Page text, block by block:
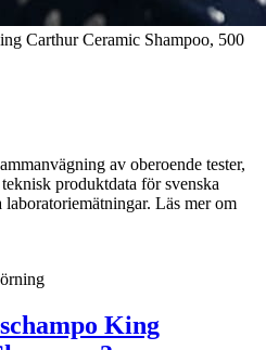
Carthur Ceramic Shampoo, 500
av oberoende tester,
produktdata för svenska
Läs mer om
King